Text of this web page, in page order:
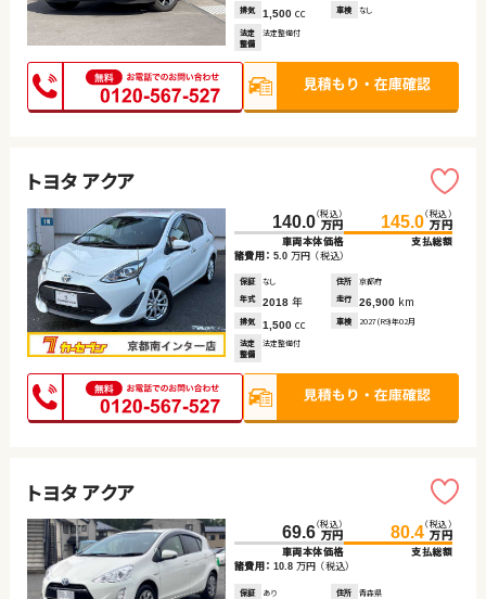
排気 1,500 cc 車検 なし
法定
整備
法定整備付
トヨタ アクア
140.0（税込）
万円
車両本体価格
145.0（税込）
万円
支払総額
諸費用： 5.0 万円 （税込）
保証 なし 住所
京都府
年式
2018 年 走行 26,900 km
排気 1,500 cc 車検 2027(R9)年02月
法定
整備
法定整備付
トヨタ アクア
69.6（税込）
万円
車両本体価格
80.4（税込）
万円
支払総額
諸費用： 10.8 万円 （税込）
保証 あり 住所 青森県